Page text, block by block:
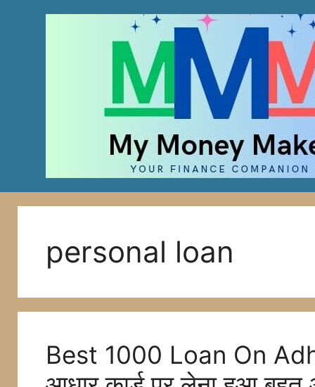
personal loan
Best 1000 Loan On